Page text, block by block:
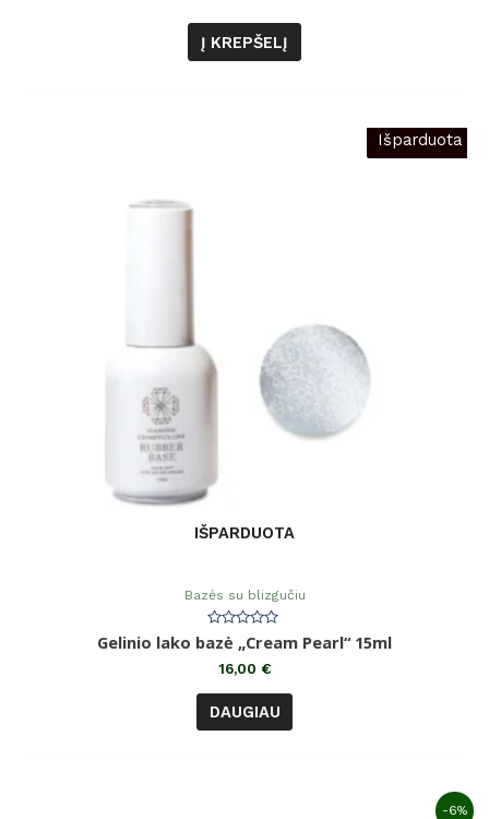
Į KREPŠELĮ
Išparduota
IŠPARDUOTA
Bazės su blizgučiu
Įvertinimas:
0
Gelinio lako bazė „Cream Pearl“ 15ml
16,00 €
DAUGIAU
-6%